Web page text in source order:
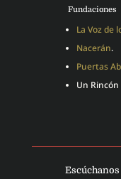
Fundaciones
La Voz de
Nacerán.
Puertas
Un
Escúchanos